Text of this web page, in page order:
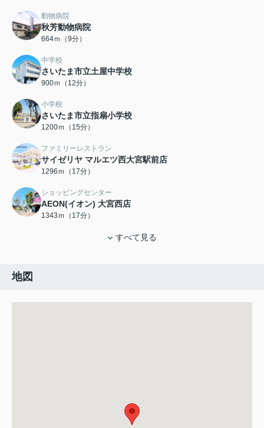
動物病院
秋芳動物病院
664ｍ（9分）
中学校
さいたま市立土屋中学校
900ｍ（12分）
小学校
さいたま市立指扇小学校
1200ｍ（15分）
ファミリーレストラン
サイゼリヤ マルエツ西大宮駅前店
1296ｍ（17分）
ショッピングセンター
AEON(イオン) 大宮西店
1343ｍ（17分）
すべて見る
地図